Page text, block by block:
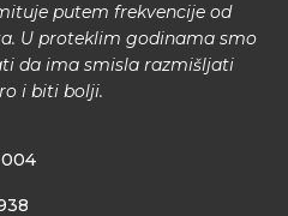
putem frekvencije od
U proteklim godinama smo
da ima smisla razmišljati
i biti bolji.